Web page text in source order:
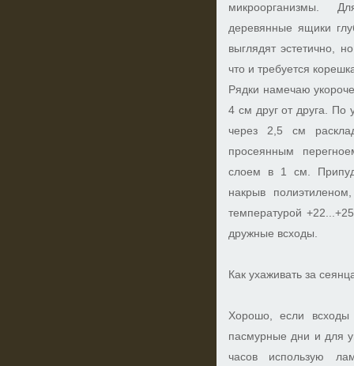
микроорганизмы.
деревянные ящики
выглядят эстетично,
что и требуется
Рядки намечаю
4 см друг от друга. По
через 2,5 см
просеянным
слоем в 1 см.
накрыв
температурой
дружные всходы.
Как ухаживать за
Хорошо, если
пасмурные дни и для
часов использую